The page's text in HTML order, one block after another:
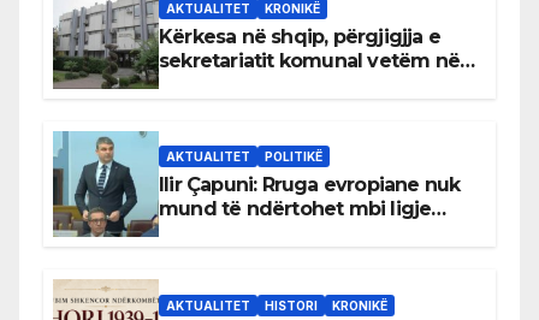
AKTUALITET KRONIKË
Kërkesa në shqip, përgjigjja e
sekretariatit komunal vetëm në
AKTUALITET POLITIKË
Ilir Çapuni: Rruga evropiane nuk
mund të ndërtohet mbi ligje
AKTUALITET HISTORI KRONIKË